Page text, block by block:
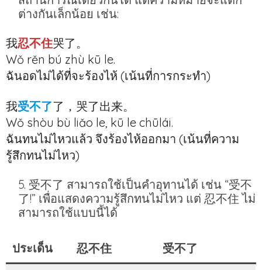
ต่างกันเล็กน้อย เช่น:
我忍不住哭了。
Wǒ rěn bú zhù kū le.
ฉันอดไม่ได้ที่จะร้องไห้ (เน้นที่การกระทำ)
我受不了了，哭了出来。
Wǒ shòu bù liǎo le, kū le chūlái.
ฉันทนไม่ไหวแล้ว จึงร้องไห้ออกมา (เน้นที่ความ
รู้สึกทนไม่ไหว)
受不了 สามารถใช้เป็นคำอุทานได้ เช่น “受不
了!” เพื่อแสดงความรู้สึกทนไม่ไหว แต่ 忍不住 ไม่
สามารถใช้แบบนี้ได้
ประเด็น 忍不住 受不了